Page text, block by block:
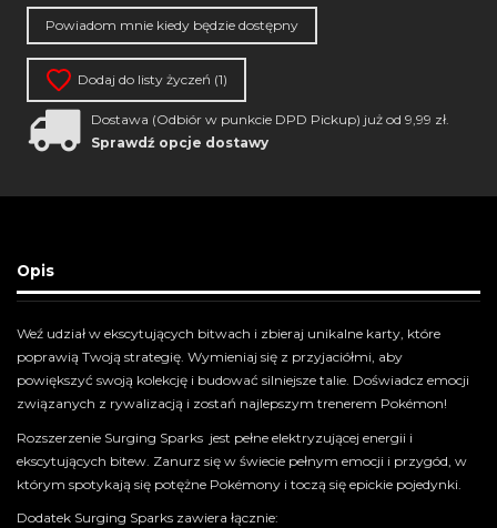
Dodaj do listy życzeń (1)
Dostawa (Odbiór w punkcie DPD Pickup) już od 9,99 zł.
Sprawdź opcje dostawy
Opis
Weź udział w ekscytujących bitwach i zbieraj unikalne karty, które
poprawią Twoją strategię. Wymieniaj się z przyjaciółmi, aby
powiększyć swoją kolekcję i budować silniejsze talie. Doświadcz emocji
związanych z rywalizacją i zostań najlepszym trenerem Pokémon!
Rozszerzenie Surging Sparks jest pełne elektryzującej energii i
ekscytujących bitew. Zanurz się w świecie pełnym emocji i przygód, w
którym spotykają się potężne Pokémony i toczą się epickie pojedynki.
Dodatek Surging Sparks zawiera łącznie: